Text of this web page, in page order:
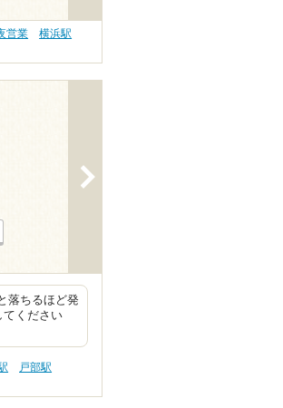
営業
横浜駅
落ちるほど発
てください
戸部駅